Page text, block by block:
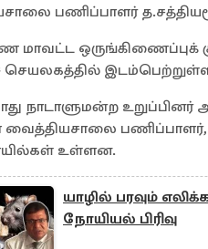
பணிப்பாளர்
மாவட்ட ஒருங்கிணைப்புக்
செயலகத்தில்
நாடாளுமன்ற உறுப்பினர்
உள்ளன.
யாழில் பரவும்
நோயியல் பிரிவு